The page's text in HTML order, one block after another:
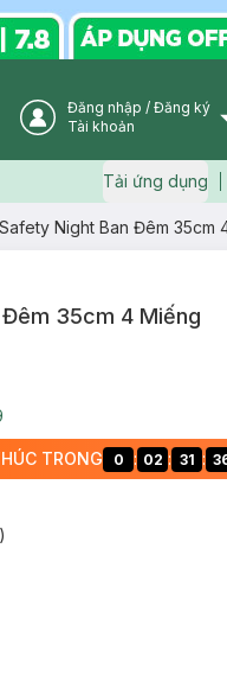
icon User Icon
Đăng nhập / Đăng ký
Tài khoản
Tải ứng dụng
Night Ban Đêm 35cm
Đêm 35cm 4 Miếng
TRONG 0 : 02 : 31 :
)